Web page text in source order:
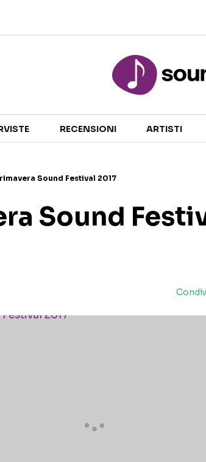
Sezioni
RECENSIONI MUSICALI
RECENSIONI ARTISTI
Sound Festival 2017
Sound